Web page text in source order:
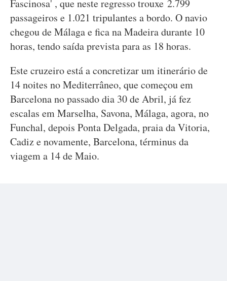
Fascinosa' , que neste regresso trouxe 2.799
passageiros e 1.021 tripulantes a bordo. O navio
chegou de Málaga e fica na Madeira durante 10
horas, tendo saída prevista para as 18 horas.
Este cruzeiro está a concretizar um itinerário de
14 noites no Mediterrâneo, que começou em
Barcelona no passado dia 30 de Abril, já fez
escalas em Marselha, Savona, Málaga, agora, no
Funchal, depois Ponta Delgada, praia da Vitoria,
Cadiz e novamente, Barcelona, términus da
viagem a 14 de Maio.